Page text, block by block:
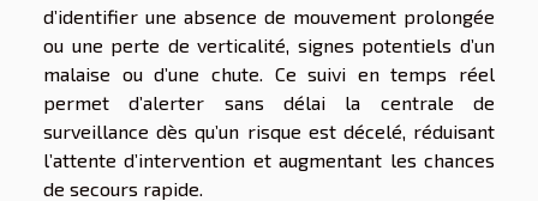
d’identifier une absence de mouvement prolongée
ou une perte de verticalité, signes potentiels d’un
malaise ou d’une chute. Ce suivi en temps réel
permet d’alerter sans délai la centrale de
surveillance dès qu’un risque est décelé, réduisant
l’attente d’intervention et augmentant les chances
de secours rapide.